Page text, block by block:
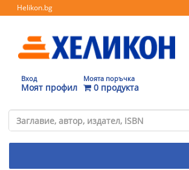
Helikon.bg
Вход
Моят профил
Моята поръчка
0 продукта